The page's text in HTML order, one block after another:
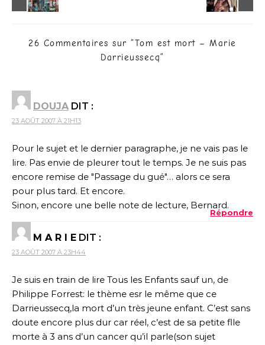
26 Commentaires sur “Tom est mort – Marie
Darrieussecq”
DOUJA DIT :
23 AOÛT 2007 À 21H13
Pour le sujet et le dernier paragraphe, je ne vais pas le
lire. Pas envie de pleurer tout le temps. Je ne suis pas
encore remise de "Passage du gué"… alors ce sera
pour plus tard. Et encore.
Sinon, encore une belle note de lecture, Bernard.
Répondre
M A R I E DIT :
23 AOÛT 2007 À 23H44
Je suis en train de lire Tous les Enfants sauf un, de
Philippe Forrest: le thème esr le même que ce
Darrieussecq,la mort d’un très jeune enfant. C’est sans
doute encore plus dur car réel, c’est de sa petite flle
morte à 3 ans d’un cancer qu’il parle(son sujet